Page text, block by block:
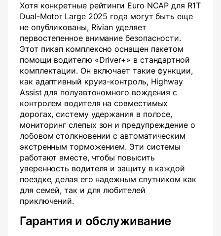
Хотя конкретные рейтинги Euro NCAP для R1T
Dual-Motor Large 2025 года могут быть еще
не опубликованы, Rivian уделяет
первостепенное внимание безопасности.
Этот пикап комплексно оснащен пакетом
помощи водителю «Driver+» в стандартной
комплектации. Он включает такие функции,
как адаптивный круиз-контроль, Highway
Assist для полуавтономного вождения с
контролем водителя на совместимых
дорогах, систему удержания в полосе,
мониторинг слепых зон и предупреждение о
лобовом столкновении с автоматическим
экстренным торможением. Эти системы
работают вместе, чтобы повысить
уверенность водителя и защиту в каждой
поездке, делая его надежным спутником как
для семей, так и для любителей
приключений.
Гарантия и обслуживание